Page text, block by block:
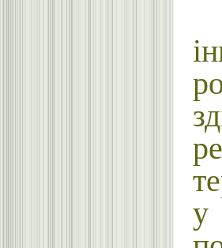
у